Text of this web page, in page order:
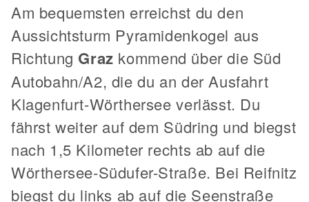
Am bequemsten erreichst du den
Aussichtsturm Pyramidenkogel aus
Richtung Graz kommend über die Süd
Autobahn/A2, die du an der Ausfahrt
Klagenfurt-Wörthersee verlässt. Du
fährst weiter auf dem Südring und biegst
nach 1,5 Kilometer rechts ab auf die
Wörthersee-Südufer-Straße. Bei Reifnitz
biegst du links ab auf die Seenstraße